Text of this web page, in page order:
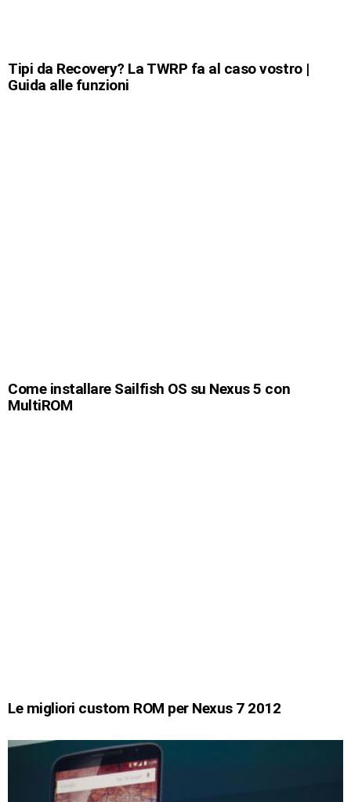
Tipi da Recovery? La TWRP fa al caso vostro |
Guida alle funzioni
Come installare Sailfish OS su Nexus 5 con
MultiROM
Le migliori custom ROM per Nexus 7 2012